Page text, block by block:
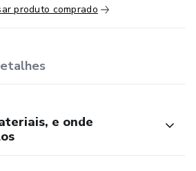
produto comprado
e onde